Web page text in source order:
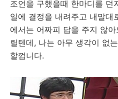
조언을 구했을때 한마디를 던
일에 결정을 내려주고 내말대
에서는 어짜피 답을 주지 않
릴텐데, 나는 아무 생각이 없
할껍니다.